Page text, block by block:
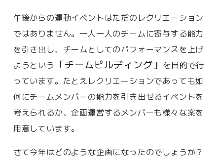
午後からの運動イベントはただのレクリエーション
ではありません。一人一人のチームに寄与する能力
を引き出し、チームとしてのパフォーマンスを上げ
ようという 「チームビルディング」 を目的で行
っています。たとえレクリエーションであっても如
何にチームメンバーの能力を引き出せるイベントを
考えられるか、企画運営するメンバーも様々な案を
用意しています。
さて今年はどのような企画になったのでしょうか？